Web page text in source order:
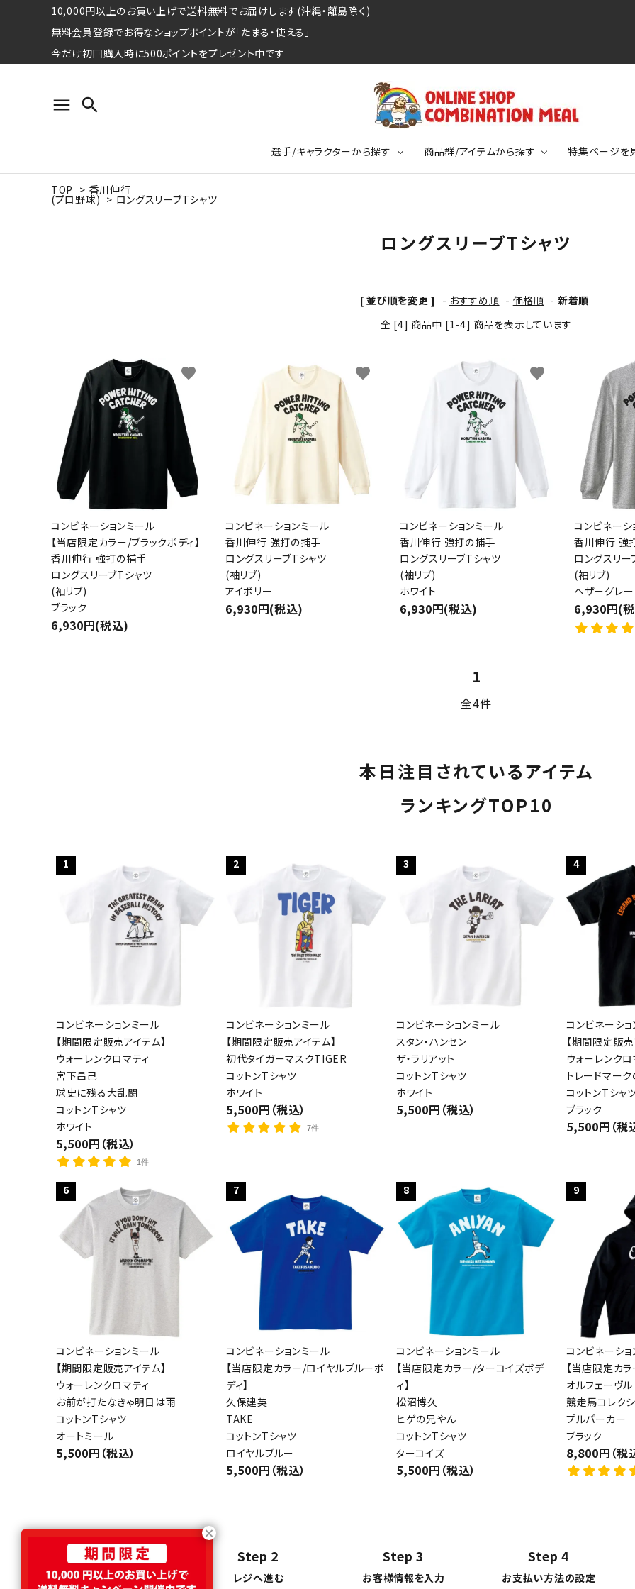
10,000円以上のお買い上げで送料無料でお届けします(沖縄・離島除く)
無料会員登録でお得なショップポイントが「たまる・使える」
今だけ初回購入時に500ポイントをプレゼント中です
menu search
選手/キャラクターから探す
プロ野球選手コレクション
レジェンドサッカー選手シリーズ 競走馬コレクション
ジャパニメーションコレクション カジュアルフットボールスタイル
商品群/アイテムから探す
Tシャツ
KIDSサイズ
特集ページを
特集ページ
TOP > 香川伸行
(プロ野球) > ロングスリーブTシャツ
ロングスリーブTシャツ
[ 並び順を変更 ] - おすすめ順 - 価格順 - 新着順
全 [4] 商品中 [1-4] 商品を表示しています
コンビネーションミール
【当店限定カラー/ブラックボディ】
香川伸行 強打の捕手
ロングスリーブTシャツ
(袖リブ)
ブラック
6,930円(税込)
favorite
コンビネーションミール
香川伸行 強打の捕手
ロングスリーブTシャツ
(袖リブ)
アイボリー
6,930円(税込)
favorite
コンビネーションミール
香川伸行 強打の捕手
ロングスリーブTシャツ
(袖リブ)
ホワイト
6,930円(税込)
favorite
コンビネーシ
香川伸行 強
ロングスリー
(袖リブ)
ヘザーグレー
6,930円(
1
全4件
カテゴリー
本日注目されているアイテム
ランキングTOP10
1
コンビネーションミール
【期間限定販売アイテム】
ウォーレンクロマティ
宮下昌己
球史に残る大乱闘
コットンTシャツ
ホワイト
5,500円（税込）
1件
2
コンビネーションミール
【期間限定販売アイテム】
初代タイガーマスクTIGER
コットンTシャツ
ホワイト
5,500円（税込）
7件
3
コンビネーションミール
スタン・ハンセン
ザ・ラリアット
コットンTシャツ
ホワイト
5,500円（税込）
4
コンビネーシ
【期間限定販売
ウォーレンクロ
トレードマー
コットンTシャ
ブラック
5,500円（税
6
コンビネーションミール
【期間限定販売アイテム】
ウォーレンクロマティ
お前が打たなきゃ明日は雨
コットンTシャツ
オートミール
5,500円（税込）
7
コンビネーションミール
【当店限定カラー/ロイヤルブルーボ
ディ】
久保建英
TAKE
コットンTシャツ
ロイヤルブルー
5,500円（税込）
8
コンビネーションミール
【当店限定カラー/ターコイズボデ
ィ】
松沼博久
ヒゲの兄やん
コットンTシャツ
ターコイズ
5,500円（税込）
9
コンビネーシ
【当店限定カラ
オルフェーヴル
競走馬コレク
プルパーカー
ブラック
8,800円（税
Step 1
商品をカートに入れる
Step 2
レジへ進む
Step 3
お客様情報を入力
Step 4
お支払い方法の設定